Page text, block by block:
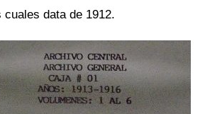
data de 1912.